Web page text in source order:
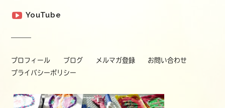
YouTube
プロフィール ブログ メルマガ登録
お問い合わせ
プライバシーポリシー